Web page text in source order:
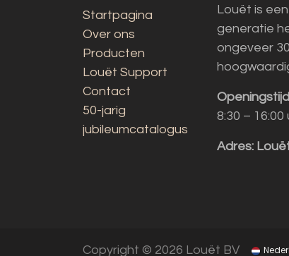
Startpagina
Over ons
Producten
Louët Support
Contact
50-jarig
jubileumcatalogus
Louët is
generatie
ongeveer
8:30 – 16:00
Adres:
Copyright © 2026 Louët BV